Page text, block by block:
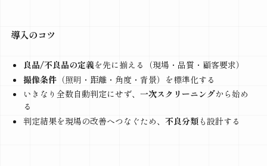
導入のコツ
良品/不良品の定義を先に揃える（現場・品質・顧客要求）
撮像条件（照明・距離・角度・背景）を標準化する
いきなり全数自動判定にせず、 一次スクリーニングから始め
る
判定結果を現場の改善へつなぐため、 不良分類も設計する